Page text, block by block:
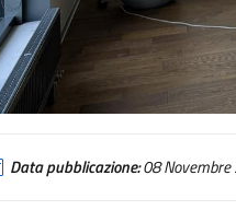
Data pubblicazione:08 Novembre